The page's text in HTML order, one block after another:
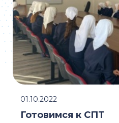
Готовимся к СПТ
01.10.2022